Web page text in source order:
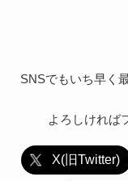
SNSでもいち早く
よろしければ
X(旧Twitter)